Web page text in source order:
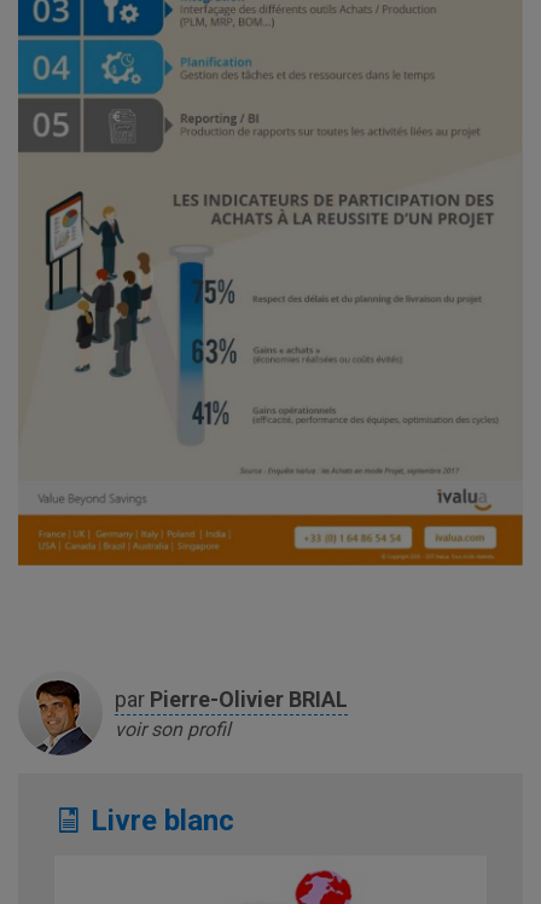
par Pierre-Olivier BRIAL
voir son profil
Livre blanc